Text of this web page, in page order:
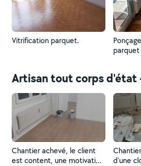
Vitrification parquet.
Artisan tout corps d'état
Chantier achevé, le client
est content, une motivation
d'une